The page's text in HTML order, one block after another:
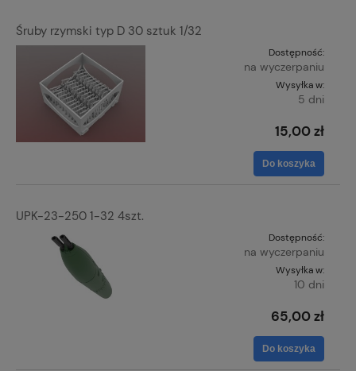
Śruby rzymski typ D 30 sztuk 1/32
Dostępność:
na wyczerpaniu
Wysyłka w:
5 dni
15,00 zł
Do koszyka
UPK-23-250 1-32 4szt.
Dostępność:
na wyczerpaniu
Wysyłka w:
10 dni
65,00 zł
Do koszyka